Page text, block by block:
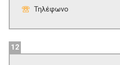
Τηλέφωνο
12